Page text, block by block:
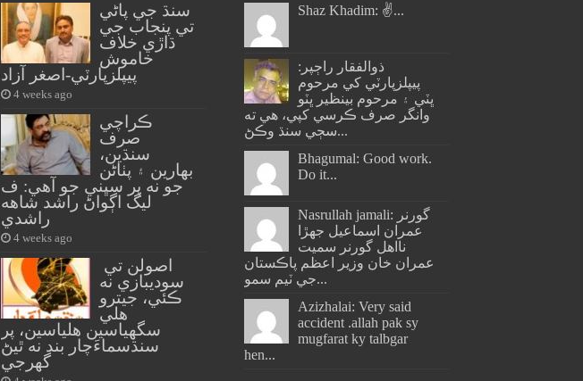
سنڌ جي پاڻي
تي پنجاب جي
ڌاڙي خلاف
خاموش
پيپلزپارٽي-اصغر آزاد
4 weeks ago
ڪراچي
صرف
سنڌين،
بهارين ۽ پٺاڻن
جو نه پر سڀني جو آهي: ف
ليگ اڳواڻ راشد شاهه
راشدي
4 weeks ago
سوديبازي نه
ڪئي، جيترو
هلي
سگهياسين هلياسين، پر
سنڌسماءَچار بند نه ٿيڻ
گهرجي
Shaz Khadim: ✌️...
ذوالفقار راڄپر:
پيپلزپارٽي کي مرحوم
ڀٽي ۽ مرحوم بينظير ڀٽو
وانگر صرف ڪرسي کپي، هي ته
سڄي سنڌ وڪڻ...
Bhagumal: Good work.
Do it...
Nasrullah jamali: گورنر
عمران اسماعيل جھڙا
نااهل گورنر سميت
عمران خان وزير اعظم پاڪستان
جي ٽيم سمو...
Azizhalai: Very said
accident .allah pak sy
mugfarat ky talbgar
hen...